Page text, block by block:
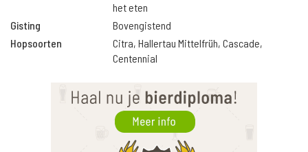
het eten
Gisting
Bovengistend
Hopsoorten
Citra, Hallertau Mittelfrüh, Cascade,
Centennial